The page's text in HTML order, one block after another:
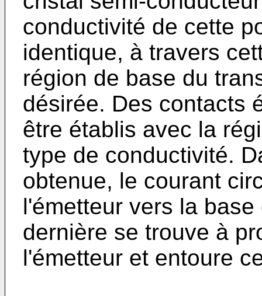
conductivité de cette
identique, à travers
région de base du
désirée. Des contacts
être établis avec la
type de conductivité.
obtenue, le courant
l'émetteur vers la
dernière se trouve à
l'émetteur et entoure